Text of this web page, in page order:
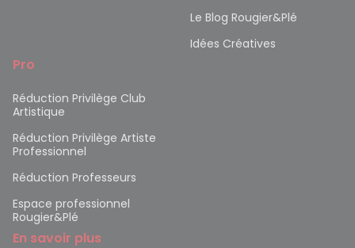
Le Blog Rougier&Plé
Idées Créatives
Pro
Réduction Privilège Club
Artistique
Réduction Privilège Artiste
Professionnel
Réduction Professeurs
Espace professionnel
Rougier&Plé
En savoir plus